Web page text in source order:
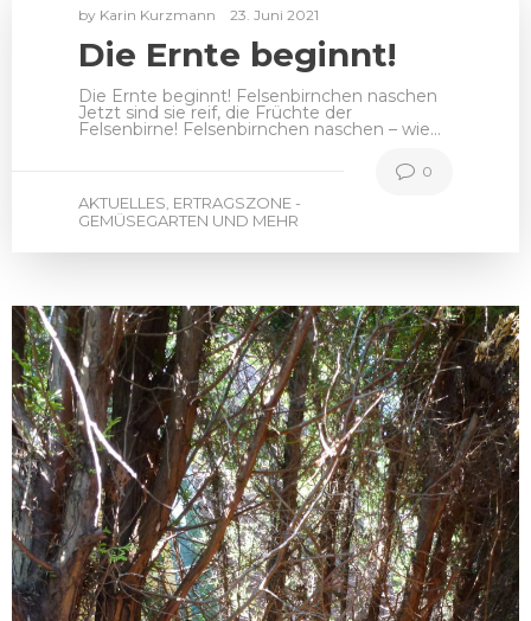
by Karin Kurzmann 23. Juni 2021
Die Ernte beginnt!
Die Ernte beginnt! Felsenbirnchen naschen
Jetzt sind sie reif, die Früchte der
Felsenbirne! Felsenbirnchen naschen – wie…
AKTUELLES ERTRAGSZONE -
GEMÜSEGARTEN UND MEHR
0